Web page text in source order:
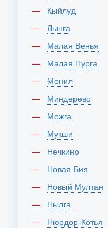
Кыйлуд
Лынга
Малая Венья
Малая Пурга
Менил
Миндерево
Можга
Мукши
Нечкино
Новая Бия
Новый Мултан
Нылга
Нюрдор-Котья